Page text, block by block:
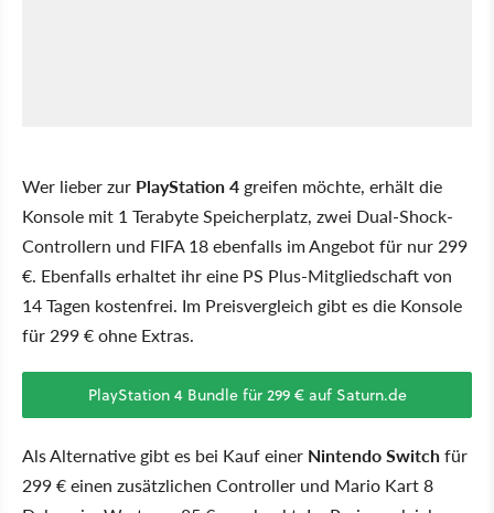
Wer lieber zur PlayStation 4 greifen möchte, erhält die
Konsole mit 1 Terabyte Speicherplatz, zwei Dual-Shock-
Controllern und FIFA 18 ebenfalls im Angebot für nur 299
€. Ebenfalls erhaltet ihr eine PS Plus-Mitgliedschaft von
14 Tagen kostenfrei. Im Preisvergleich gibt es die Konsole
für 299 € ohne Extras.
PlayStation 4 Bundle für 299 € auf Saturn.de
Als Alternative gibt es bei Kauf einer Nintendo Switchfür
299 € einen zusätzlichen Controller und Mario Kart 8